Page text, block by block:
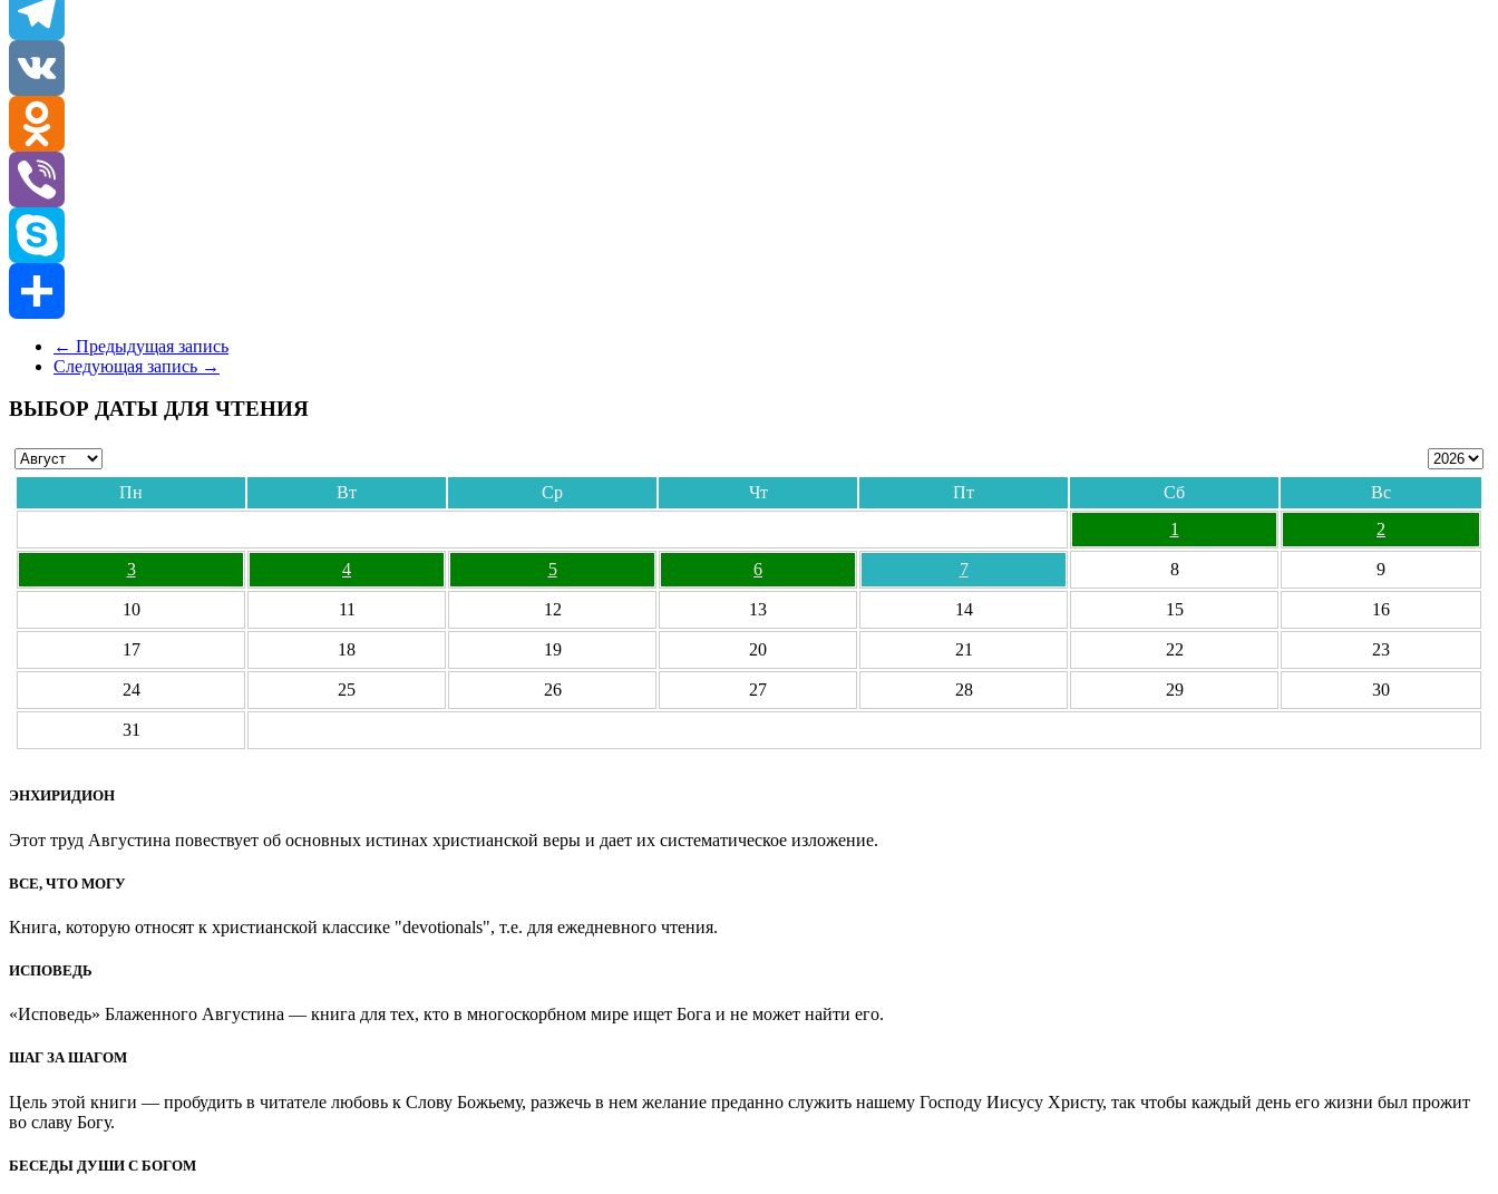
Email
Telegram
VK
Odnoklassniki
Viber
Skype
Отправить
← Предыдущая запись
Следующая запись →
ВЫБОР ДАТЫ ДЛЯ ЧТЕНИЯ
Пн Вт Ср Чт Пт Сб
Вс
1
2
3 4 5 6 7 8 9
10 11 12 13 14 15 16
17 18 19 20 21 22 23
24 25 26 27 28 29 30
31
ЭНХИРИДИОН
Этот труд Августина повествует об основных истинах христианской веры и дает их систематическое изложение.
ВСЕ, ЧТО МОГУ
Книга, которую относят к христианской классике "devotionals", т.е. для ежедневного чтения.
ИСПОВЕДЬ
«Исповедь» Блаженного Августина — книга для тех, кто в многоскорбном мире ищет Бога и не может найти его.
ШАГ ЗА ШАГОМ
Цель этой книги — пробудить в читателе любовь к Слову Божьему, разжечь в нем желание преданно служить нашему Господу Иисусу Христу, так чтобы каждый день его жизни был прожит
во славу Богу.
БЕСЕДЫ ДУШИ С БОГОМ